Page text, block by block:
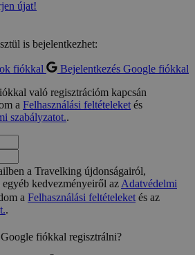
újat!
is bejelentkezhet:
fiókkal
Bejelentkezés Google fiókkal
való regisztrációm kapcsán
a Felhasználási feltételeketés
szabályzatot..
a Travelking újdonságairól,
kedvezményeiről azAdatvédelmi
a Felhasználási feltételeketés az
.
fiókkal regisztrálni?